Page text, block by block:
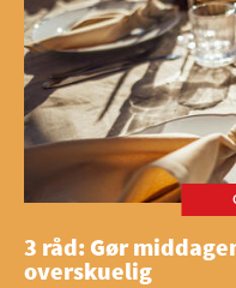
3 råd: Gør
overskuelig